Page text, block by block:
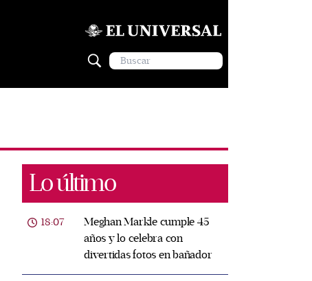
Lo último
18:07
Meghan Markle cumple 45
años y lo celebra con
divertidas fotos en bañador